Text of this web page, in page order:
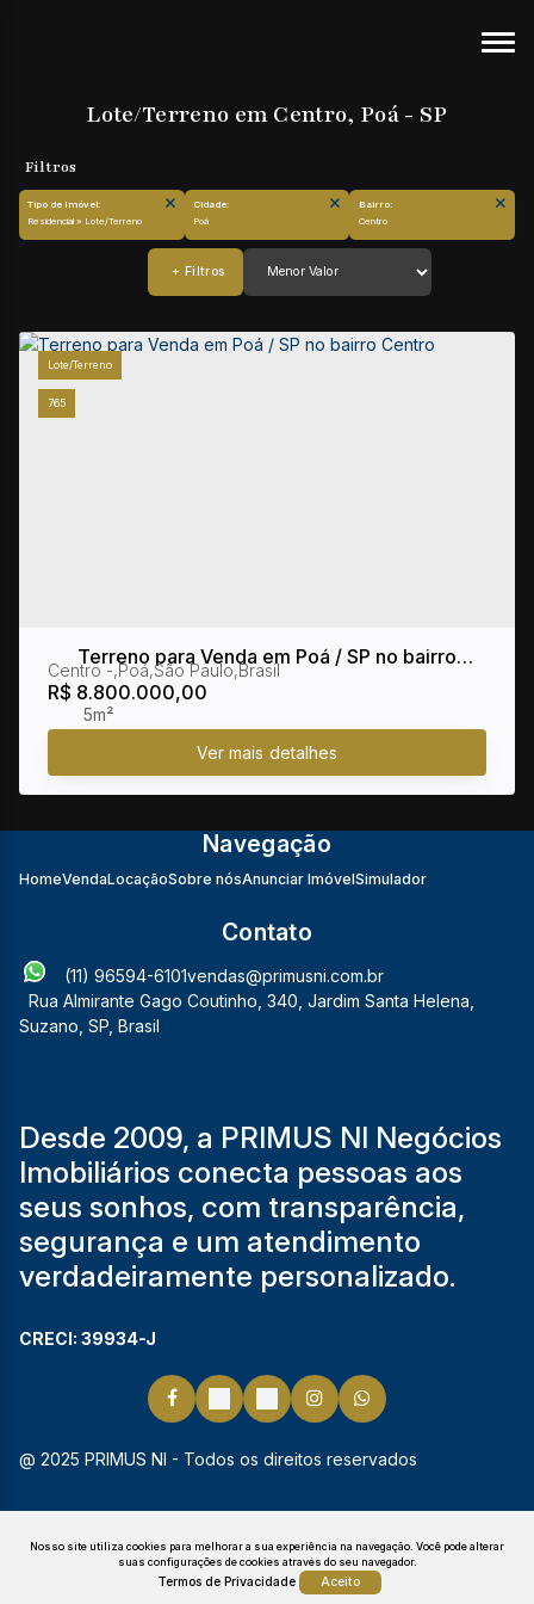
Nosso site utiliza cookies para melhorar a sua experiência na navegação. Você pode alterar
suas configurações de cookies através do seu navegador.
Termos de Privacidade Aceito
Lote/Terreno em Centro, Poá - SP
Tipo de Imóvel:
Residencial » Lote/Terreno
Poá
Centro
765
Lote/Terreno
Terreno para Venda em Poá / SP no bairro
Centro
R$ 8.800.000,00
Centro ,Poá,São Paulo,Brasil
5m²
Navegação
HomeVendaLocaçãoSobre nósAnunciar ImóvelSimulador
Contato
(11) 96594-6101vendas@primusni.com.br
Rua Almirante Gago Coutinho 340 Jardim Santa Helena
Suzano SP Brasil
Desde 2009, a PRIMUS NI Negócios
Imobiliários conecta pessoas aos
seus sonhos, com transparência,
segurança e um atendimento
verdadeiramente personalizado.
CRECI: 39934-J
@ 2025 PRIMUS NI - Todos os direitos reservados